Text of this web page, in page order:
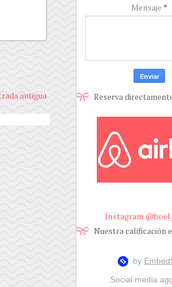
antigua
Mensaje *
Reserva
Instagram
Nuestra calificación
Social media